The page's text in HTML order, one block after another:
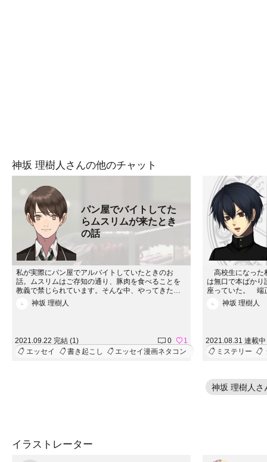
神坂 理樹人さんの他のチャット
パン屋でバイトしてた
らムスリムが来たとき
の話
私が実際にパン屋でアルバイトしていたときのお
話。ムスリムはご存知の通り、豚肉を食べることを
教義で禁じられています。そんな中、やってきたム
スリムのお兄さんが選んだパンは……
神坂 理樹人
2021.09.22 完結 (1) 0
1
エッセイ
書き起こし エッセイ漫画ネタコン
高校生になった
は無口で本ばかり
座っていた。 端
切反応しない焔
悩んでいた。し
とは一切起きな
が思いついたら書
があります。こ
神坂 理樹人
2021.08.31 連載
ミステリー
神坂 理樹人さ
イラストレーター